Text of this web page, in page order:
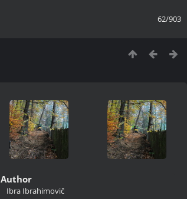
62/903
Author
Ibra Ibrahimovič